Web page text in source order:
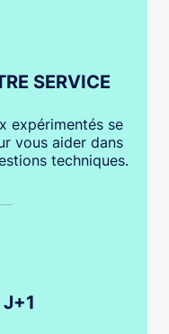
SERVICE
expérimentés se
vous aider dans
techniques.